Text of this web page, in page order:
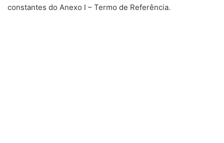
constantes do Anexo I – Termo de Referência.